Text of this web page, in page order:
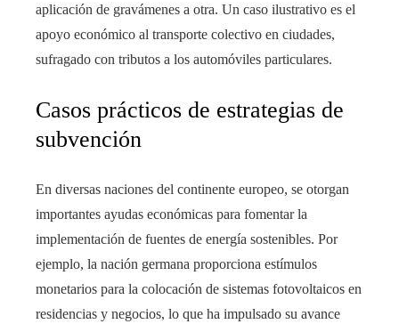
aplicación de gravámenes a otra. Un caso ilustrativo es el
apoyo económico al transporte colectivo en ciudades,
sufragado con tributos a los automóviles particulares.
Casos prácticos de estrategias de
subvención
En diversas naciones del continente europeo, se otorgan
importantes ayudas económicas para fomentar la
implementación de fuentes de energía sostenibles. Por
ejemplo, la nación germana proporciona estímulos
monetarios para la colocación de sistemas fotovoltaicos en
residencias y negocios, lo que ha impulsado su avance